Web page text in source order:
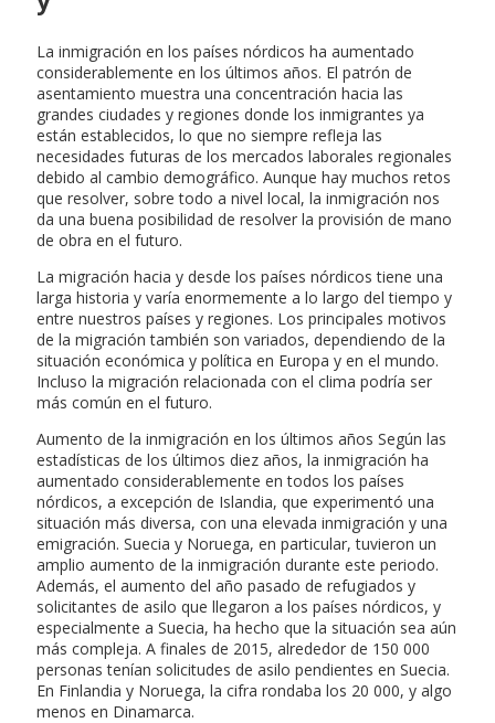
La inmigración en los países nórdicos ha aumentado
considerablemente en los últimos años. El patrón de
asentamiento muestra una concentración hacia las
grandes ciudades y regiones donde los inmigrantes ya
están establecidos, lo que no siempre refleja las
necesidades futuras de los mercados laborales regionales
debido al cambio demográfico. Aunque hay muchos retos
que resolver, sobre todo a nivel local, la inmigración nos
da una buena posibilidad de resolver la provisión de mano
de obra en el futuro.
La migración hacia y desde los países nórdicos tiene una
larga historia y varía enormemente a lo largo del tiempo y
entre nuestros países y regiones. Los principales motivos
de la migración también son variados, dependiendo de la
situación económica y política en Europa y en el mundo.
Incluso la migración relacionada con el clima podría ser
más común en el futuro.
Aumento de la inmigración en los últimos años Según las
estadísticas de los últimos diez años, la inmigración ha
aumentado considerablemente en todos los países
nórdicos, a excepción de Islandia, que experimentó una
situación más diversa, con una elevada inmigración y una
emigración. Suecia y Noruega, en particular, tuvieron un
amplio aumento de la inmigración durante este periodo.
Además, el aumento del año pasado de refugiados y
solicitantes de asilo que llegaron a los países nórdicos, y
especialmente a Suecia, ha hecho que la situación sea aún
más compleja. A finales de 2015, alrededor de 150 000
personas tenían solicitudes de asilo pendientes en Suecia.
En Finlandia y Noruega, la cifra rondaba los 20 000, y algo
menos en Dinamarca.